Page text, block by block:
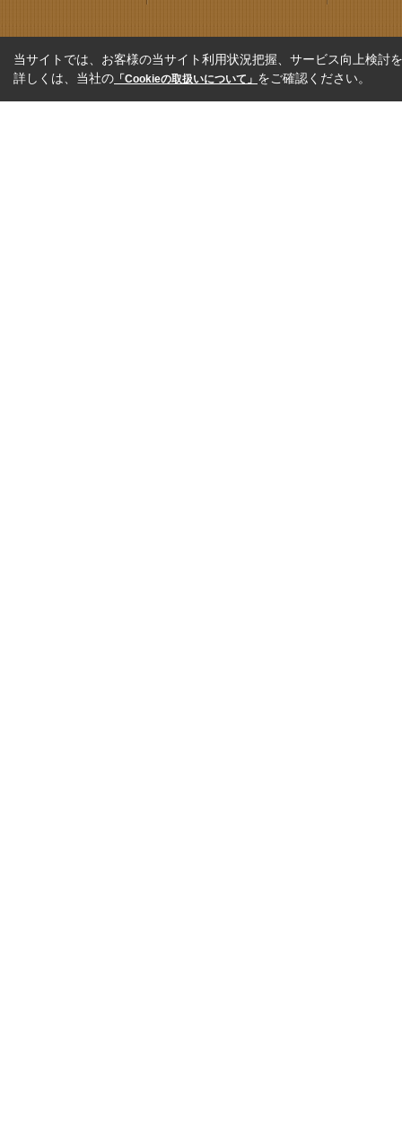
当サイトでは、お客様の当サイト利用状況把握、サービス向上検討
詳しくは、当社の 「Cookieの取扱いについて」 をご確認ください。